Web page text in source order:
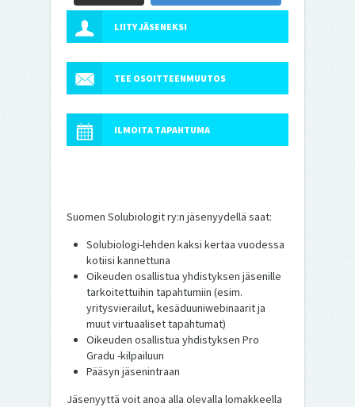
LIITY JÄSENEKSI
TEE OSOITTEENMUUTOS
ILMOITA TAPAHTUMA
Suomen Solubiologit ry:n jäsenyydellä saat:
Solubiologi-lehden kaksi kertaa vuodessa
kotiisi kannettuna
Oikeuden osallistua yhdistyksen jäsenille
tarkoitettuihin tapahtumiin (esim.
yritysvierailut, kesäduuniwebinaarit ja
muut virtuaaliset tapahtumat)
Oikeuden osallistua yhdistyksen Pro
Gradu -kilpailuun
Pääsyn jäsenintraan
Jäsenyyttä voit anoa alla olevalla lomakkeella